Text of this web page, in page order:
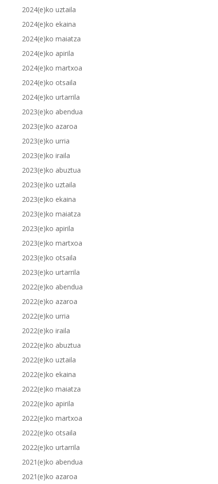
2024(e)ko uztaila
2024(e)ko ekaina
2024(e)ko maiatza
2024(e)ko apirila
2024(e)ko martxoa
2024(e)ko otsaila
2024(e)ko urtarrila
2023(e)ko abendua
2023(e)ko azaroa
2023(e)ko urria
2023(e)ko iraila
2023(e)ko abuztua
2023(e)ko uztaila
2023(e)ko ekaina
2023(e)ko maiatza
2023(e)ko apirila
2023(e)ko martxoa
2023(e)ko otsaila
2023(e)ko urtarrila
2022(e)ko abendua
2022(e)ko azaroa
2022(e)ko urria
2022(e)ko iraila
2022(e)ko abuztua
2022(e)ko uztaila
2022(e)ko ekaina
2022(e)ko maiatza
2022(e)ko apirila
2022(e)ko martxoa
2022(e)ko otsaila
2022(e)ko urtarrila
2021(e)ko abendua
2021(e)ko azaroa